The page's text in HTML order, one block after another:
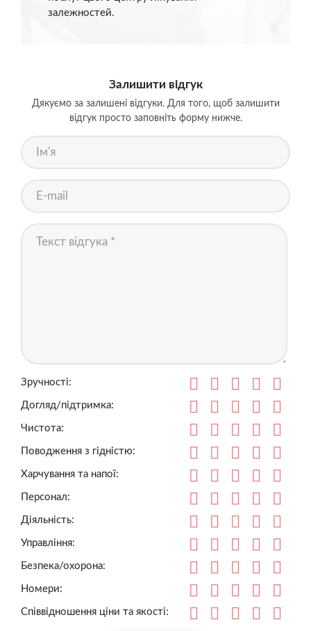
залежностей.
Залишити відгук
Дякуємо за залишені відгуки. Для того, щоб залишити
відгук просто заповніть форму нижче.
Зручності:
Догляд/підтримка:
Чистота:
Поводження з гідністю:
Харчування та напої:
Персонал:
Діяльність:
Управління:
Безпека/охорона:
Номери:
Співвідношення ціни та якості: